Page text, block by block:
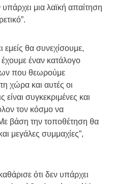
υπάρχει μια λαϊκή απαίτηση
εμείς θα συνεχίσουμε,
έναν κατάλογο
που θεωρούμε
χώρα και αυτές οι
είναι συγκεκριμένες και
τον κόσμο να
βάση την τοποθέτηση θα
μεγάλες συμμαχίες”,
ότι δεν υπάρχει